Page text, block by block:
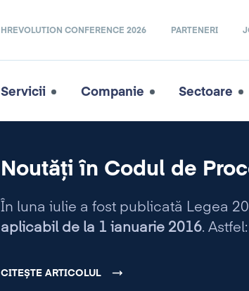
HREVOLUTION CONFERENCE 2026 PARTENERI
Servicii Companie Sectoare
Noutăți în Codul de
În luna iulie a fost publicată Legea
aplicabil de la 1 ianuarie 2016. Astfel:
CITEȘTE ARTICOLUL